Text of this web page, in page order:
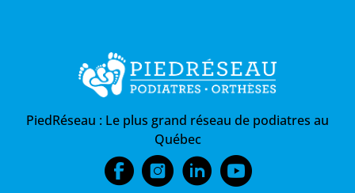
PiedRéseau : Le plus grand réseau de podiatres au
Québec